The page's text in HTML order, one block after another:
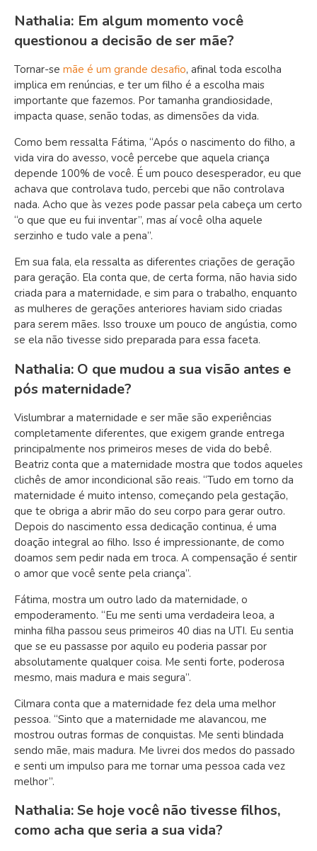
Nathalia: Em algum momento você
questionou a decisão de ser mãe?
Tornar-se mãe é um grande desafio, afinal toda escolha
implica em renúncias, e ter um filho é a escolha mais
importante que fazemos. Por tamanha grandiosidade,
impacta quase, senão todas, as dimensões da vida.
Como bem ressalta Fátima, “Após o nascimento do filho, a
vida vira do avesso, você percebe que aquela criança
depende 100% de você. É um pouco desesperador, eu que
achava que controlava tudo, percebi que não controlava
nada. Acho que às vezes pode passar pela cabeça um certo
“o que que eu fui inventar”, mas aí você olha aquele
serzinho e tudo vale a pena”.
Em sua fala, ela ressalta as diferentes criações de geração
para geração. Ela conta que, de certa forma, não havia sido
criada para a maternidade, e sim para o trabalho, enquanto
as mulheres de gerações anteriores haviam sido criadas
para serem mães. Isso trouxe um pouco de angústia, como
se ela não tivesse sido preparada para essa faceta.
Nathalia: O que mudou a sua visão antes e
pós maternidade?
Vislumbrar a maternidade e ser mãe são experiências
completamente diferentes, que exigem grande entrega
principalmente nos primeiros meses de vida do bebê.
Beatriz conta que a maternidade mostra que todos aqueles
clichês de amor incondicional são reais. “Tudo em torno da
maternidade é muito intenso, começando pela gestação,
que te obriga a abrir mão do seu corpo para gerar outro.
Depois do nascimento essa dedicação continua, é uma
doação integral ao filho. Isso é impressionante, de como
doamos sem pedir nada em troca. A compensação é sentir
o amor que você sente pela criança”.
Fátima, mostra um outro lado da maternidade, o
empoderamento. “Eu me senti uma verdadeira leoa, a
minha filha passou seus primeiros 40 dias na UTI. Eu sentia
que se eu passasse por aquilo eu poderia passar por
absolutamente qualquer coisa. Me senti forte, poderosa
mesmo, mais madura e mais segura”.
Cilmara conta que a maternidade fez dela uma melhor
pessoa. “Sinto que a maternidade me alavancou, me
mostrou outras formas de conquistas. Me senti blindada
sendo mãe, mais madura. Me livrei dos medos do passado
e senti um impulso para me tornar uma pessoa cada vez
melhor”.
Nathalia: Se hoje você não tivesse filhos,
como acha que seria a sua vida?